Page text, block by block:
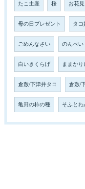
たこ土産 桜 お花見
母の日プレゼント タコ
ごめんなさい のんべい
白いきくらげ ままかり
倉敷/下津井タコ 倉敷/
亀田の柿の種 そふとわ